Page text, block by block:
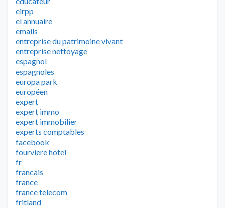
eirpp
el annuaire
emails
entreprise du patrimoine vivant
entreprise nettoyage
espagnol
espagnoles
europa park
européen
expert
expert immo
expert immobilier
experts comptables
facebook
fourviere hotel
fr
francais
france
france telecom
fritland